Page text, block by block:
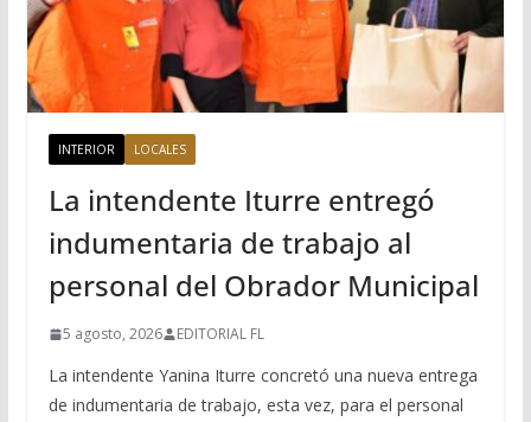
INTERIOR LOCALES
La intendente Iturre entregó
indumentaria de trabajo al
personal del Obrador Municipal
5 agosto, 2026 EDITORIAL FL
La intendente Yanina Iturre concretó una nueva entrega
de indumentaria de trabajo, esta vez, para el personal